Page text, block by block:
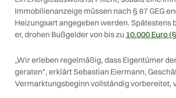
Immobilienanzeige müssen nach § 87 GEG
Heizungsart angegeben werden.
er, drohen Bußgelder von bis zu 10.000 Euro
„Wir erleben regelmäßig, dass Eigentümer
geraten", erklärt Sebastian Eiermann,
Vermarktungsbeginn vollständig vorbereitet,